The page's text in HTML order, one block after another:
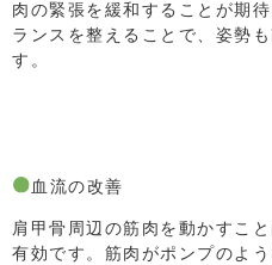
肉の緊張を緩和することが期
ランスを整えることで、姿勢
す。
血流の改善
肩甲骨周辺の筋肉を動かすこ
有効です。筋肉がポンプのよ